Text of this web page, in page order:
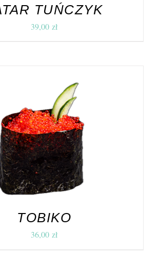
TUŃCZYK
39,00 zł
DO KOSZYKA / SZCZEGÓŁY
TOBIKO
36,00 zł